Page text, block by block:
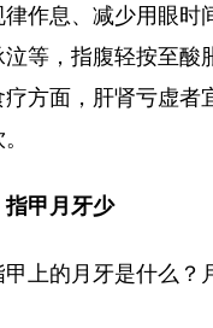
律作息、减少用眼
泣等，指腹轻按至
方面，肝肾亏虚者
指甲月牙少
甲上的月牙是什么？